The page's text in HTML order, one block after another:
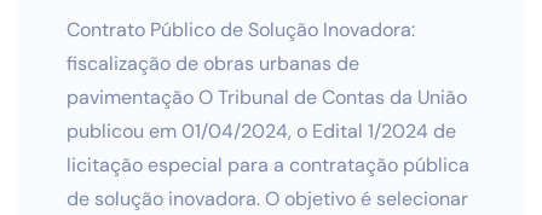
Contrato Público de Solução Inovadora:
fiscalização de obras urbanas de
pavimentação O Tribunal de Contas da União
publicou em 01/04/2024, o Edital 1/2024 de
licitação especial para a contratação pública
de solução inovadora. O objetivo é selecionar